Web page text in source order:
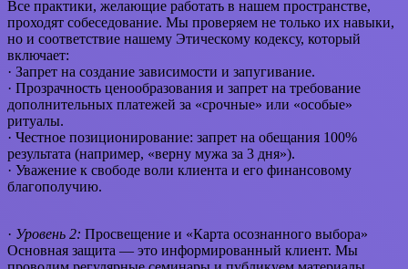
Все практики, желающие работать в нашем пространстве,
проходят собеседование. Мы проверяем не только их навыки,
но и соответствие нашему Этическому кодексу, который
включает:
· Запрет на создание зависимости и запугивание.
· Прозрачность ценообразования и запрет на требование
дополнительных платежей за «срочные» или «особые»
ритуалы.
· Честное позиционирование: запрет на обещания 100%
результата (например, «верну мужа за 3 дня»).
· Уважение к свободе воли клиента и его финансовому
благополучию.
· Уровень 2: Просвещение и «Карта осознанного выбора»
Основная защита — это информированный клиент. Мы